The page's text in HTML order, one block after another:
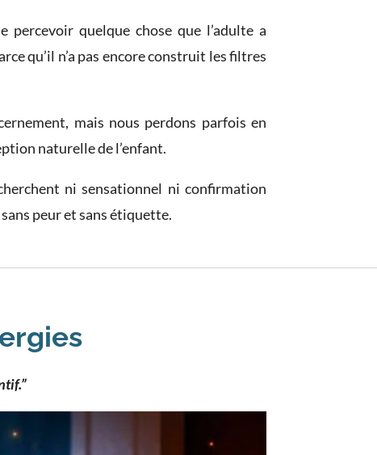
percevoir quelque chose que l’adulte a
qu’il n’a pas encore construit les filtres
mais nous perdons parfois en
naturelle de l’enfant.
ni sensationnel ni confirmation
peur et sans étiquette.